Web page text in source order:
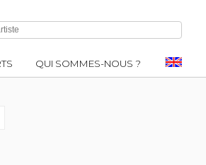
QUI SOMMES-NOUS ?